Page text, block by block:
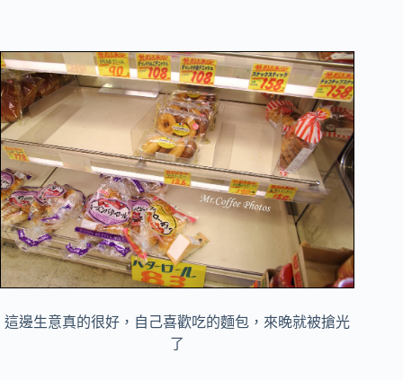
這邊生意真的很好，自己喜歡吃的麵包，來晚就被搶光
了